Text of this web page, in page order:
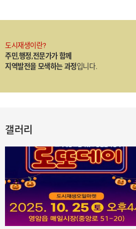
도시재생이란?
주민,행정,전문가가 함께
지역발전을 모색하는 과정입니다.
갤러리